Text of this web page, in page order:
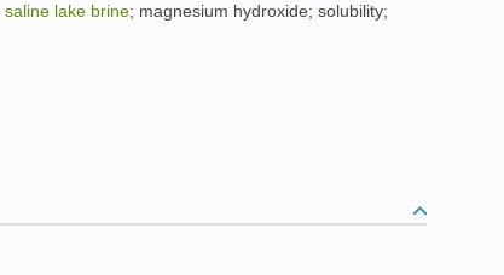
saline lake brine; magnesium hydroxide; solubility;